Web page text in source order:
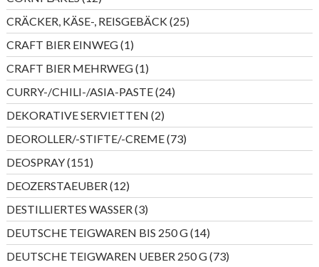
Produkte
CRÄCKER, KÄSE-, REISGEBÄCK 2525
Produkte
CRAFT BIER EINWEG 11
Produkt
CRAFT BIER MEHRWEG 11
Produkt
CURRY-/CHILI-/ASIA-PASTE 2424
Produkte
DEKORATIVE SERVIETTEN 22
Produkte
DEOROLLER/-STIFTE/-CREME 7373
Produkte
DEOSPRAY 151151
Produkte
DEOZERSTAEUBER 1212
Produkte
DESTILLIERTES WASSER 33
Produkte
DEUTSCHE TEIGWAREN BIS 250 G 1414
Produkte
DEUTSCHE TEIGWAREN UEBER 250 G 7373